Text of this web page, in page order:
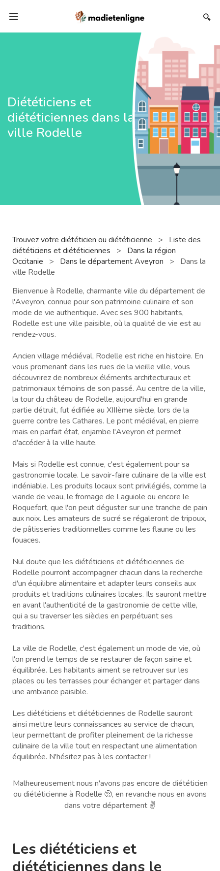
🔍
Diététiciens et
diététiciennes dans la
ville Rodelle
Trouvez votre diététicien ou diététicienne >
Liste des
diététiciens et diététiciennes
>
Dans la région
Occitanie
> Dans le département Aveyron >
Dans la
ville Rodelle
Bienvenue à Rodelle, charmante ville du département de
l'Aveyron, connue pour son patrimoine culinaire et son
mode de vie authentique. Avec ses 900 habitants,
Rodelle est une ville paisible, où la qualité de vie est au
rendez-vous.
Ancien village médiéval, Rodelle est riche en histoire. En
vous promenant dans les rues de la vieille ville, vous
découvrirez de nombreux éléments architecturaux et
patrimoniaux témoins de son passé. Au centre de la ville,
la tour du château de Rodelle, aujourd'hui en grande
partie détruit, fut édifiée au XIIIème siècle, lors de la
guerre contre les Cathares. Le pont médiéval, en pierre
mais en parfait état, enjambe l'Aveyron et permet
d'accéder à la ville haute.
Mais si Rodelle est connue, c'est également pour sa
gastronomie locale. Le savoir-faire culinaire de la ville est
indéniable. Les produits locaux sont privilégiés, comme la
viande de veau, le fromage de Laguiole ou encore le
Roquefort, que l'on peut déguster sur une tranche de pain
aux noix. Les amateurs de sucré se régaleront de tripoux,
de pâtisseries traditionnelles comme les flaune ou les
fouaces.
Nul doute que les diététiciens et diététiciennes de
Rodelle pourront accompagner chacun dans la recherche
d'un équilibre alimentaire et adapter leurs conseils aux
produits et traditions culinaires locales. Ils sauront mettre
en avant l'authenticité de la gastronomie de cette ville,
qui a su traverser les siècles en perpétuant ses
traditions.
La ville de Rodelle, c'est également un mode de vie, où
l'on prend le temps de se restaurer de façon saine et
équilibrée. Les habitants aiment se retrouver sur les
places ou les terrasses pour échanger et partager dans
une ambiance paisible.
Les diététiciens et diététiciennes de Rodelle sauront
ainsi mettre leurs connaissances au service de chacun,
leur permettant de profiter pleinement de la richesse
culinaire de la ville tout en respectant une alimentation
équilibrée. N'hésitez pas à les contacter !
Malheureusement nous n'avons pas encore de diététicien
ou diététicienne à Rodelle 🥺, en revanche nous en avons
dans votre département ✌️
Les diététiciens et
diététiciennes dans le